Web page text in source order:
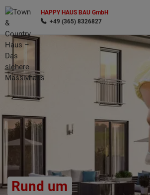
HAPPY HAUS BAU GmbH
+49 (365) 8326827
Rund um
Wonach möchten Sie suchen?